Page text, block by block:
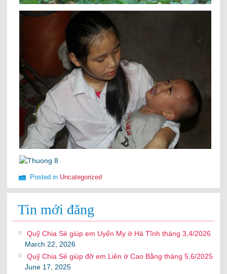
Posted in Uncategorized
Tin mới đăng
Quỹ Chia Sẻ giúp em Uyển My ở Hà Tĩnh tháng 3,4/2026
March 22, 2026
Quỹ Chia Sẻ giúp đỡ em Liên ở Cao Bằng tháng 5,6/2025
June 17, 2025